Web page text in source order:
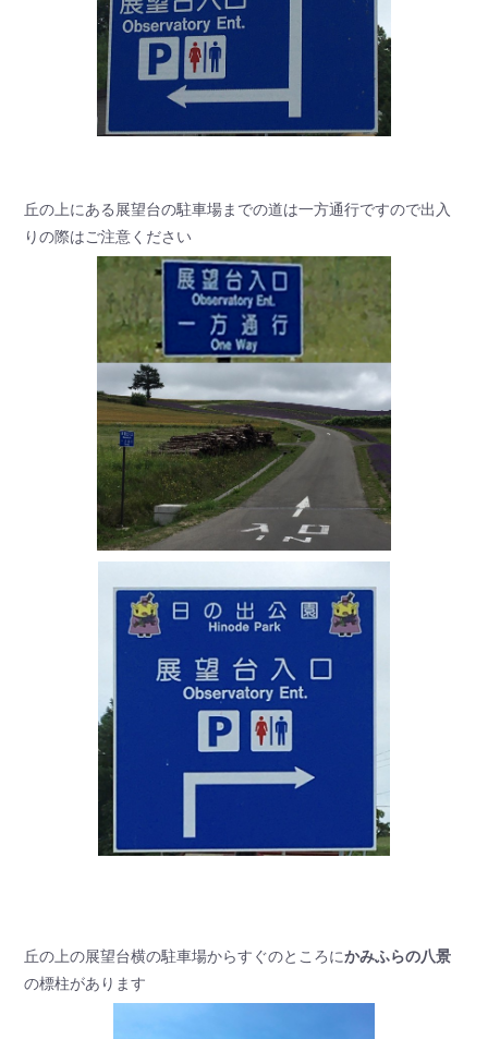
丘の上にある展望台の駐車場までの道は一方通行ですので出入
りの際はご注意ください
丘の上の展望台横の駐車場からすぐのところにかみふらの八景
の標柱があります